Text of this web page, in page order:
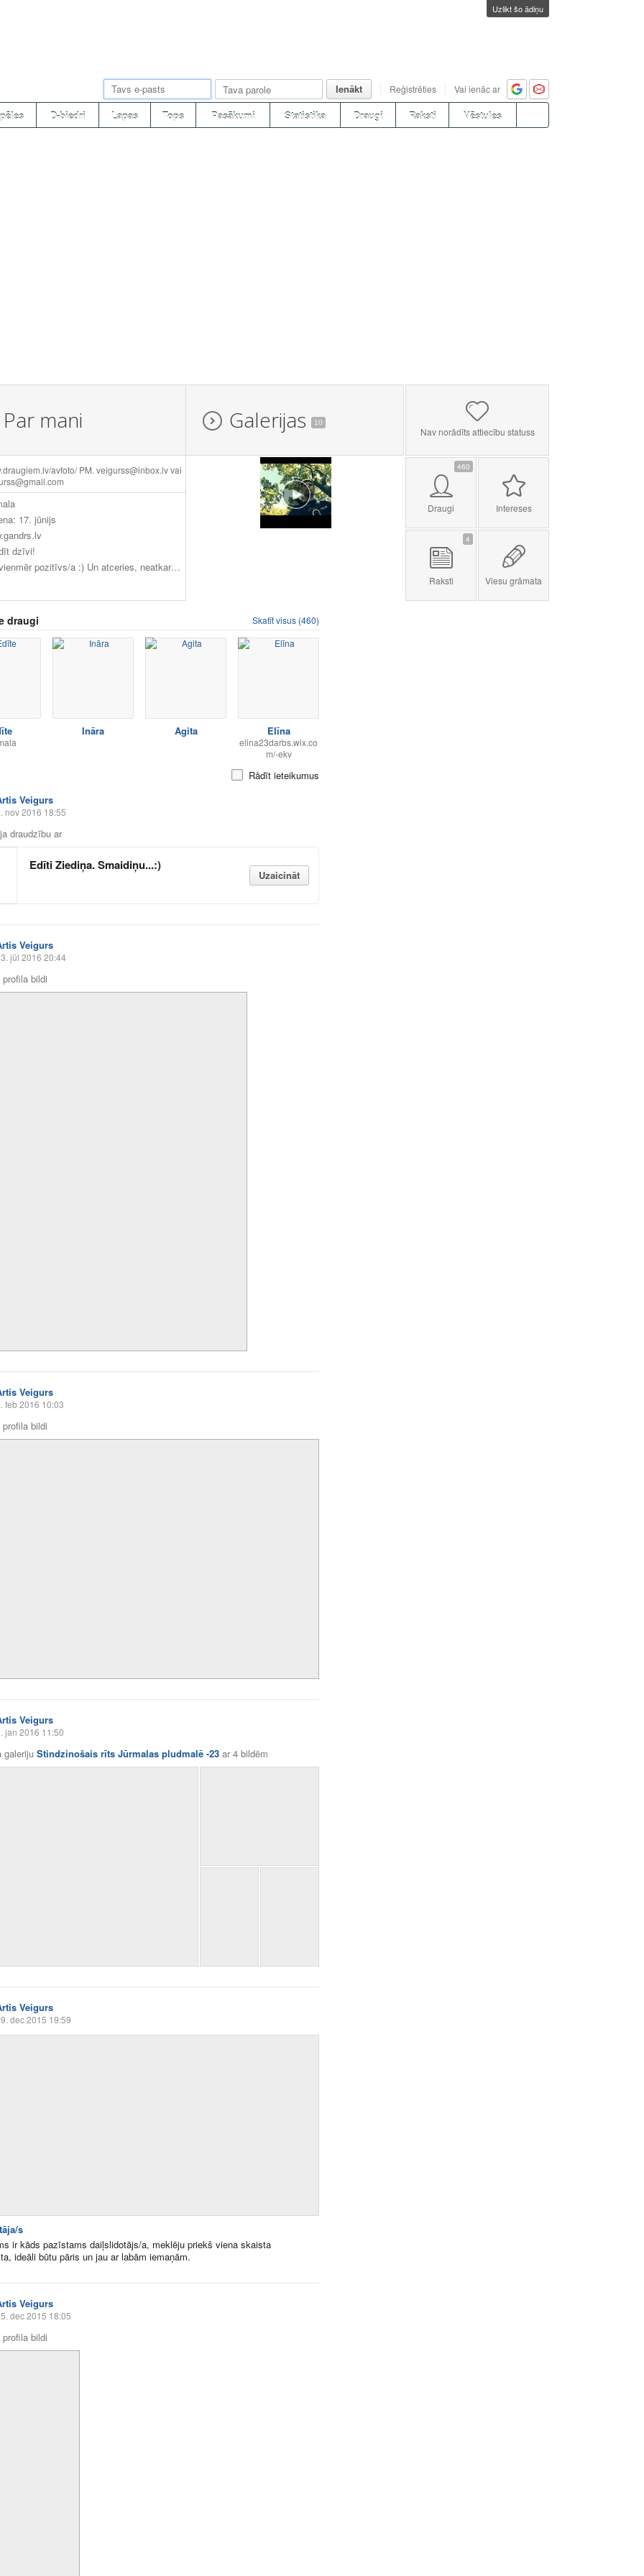
Uzlikt šo ādiņu
Ienākt Reģistrēties Vai ienāc ar
D-biedri Lapas Tops Pasākumi Statistika Draugi Raksti Vēstules
Par mani Galerijas 10
Nav norādīts attiecību statuss
avfoto/ PM. veigurss@inbox.lv vai
17. jūnijs
dzīvi!
Esi vienmēr pozitīvs/a :) Un atceries, neatkarīgi no tā, cik kļūdas Tu esi pieļāvis vai cik lēni Tu progresē, Tu joprojām esi par soli uz priekšu no tiem, kuri nemēģina vispār. Kurš nespēj atļauties būt vājš nekad nebūs stiprs.Kurš nespēj novērtēt, kas mums ir nekad nespēs būt laimīgs
460
Draugi Intereses
4
Raksti Viesu grāmata
draugi Skatīt visus (460)
Ināra Agita Elīna
elina23darbs.wix.co
m/-ekv
Rādīt ieteikumus
Veigurs
nov 2016 18:55
draudzību ar
Edīti Ziediņa. Smaidiņu...:)
Uzaicināt
Veigurs
jūl 2016 20:44
bildi
Veigurs
feb 2016 10:03
bildi
Veigurs
jan 2016 11:50
galeriju Stindzinošais rīts Jūrmalas pludmalē -23 ar4 bildēm
Veigurs
dec 2015 19:59
s
ir kāds pazīstams daiļslidotājs/a, meklēju priekš viena skaista
ideāli būtu pāris un jau ar labām iemaņām.
Veigurs
dec 2015 18:05
bildi